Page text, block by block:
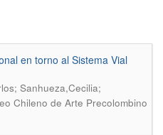
en torno al Sistema Vial
Sanhueza,Cecilia;
Chileno de Arte Precolombino